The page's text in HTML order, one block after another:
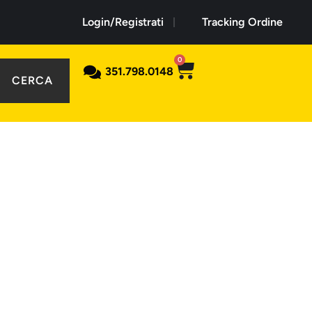
Login/Registrati Tracking Ordine
CERCA
351.798.0148
0